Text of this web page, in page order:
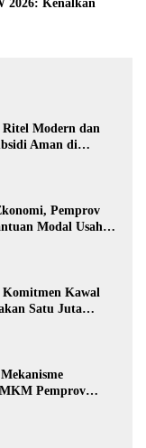
2026: Kenalkan
Modern dan
Aman di
Pemprov
Modal Usaha
Kawal
Satu Juta
Pemprov